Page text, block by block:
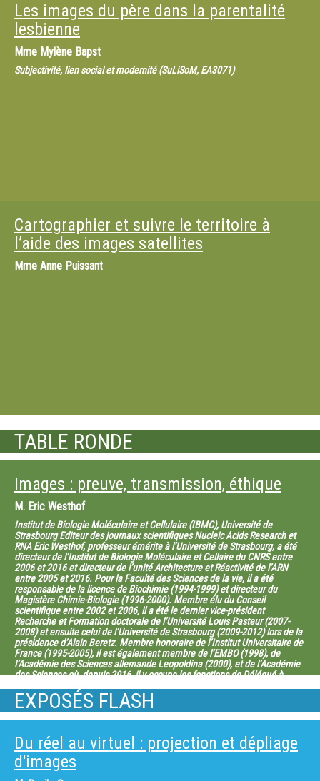
Les images du père dans la parentalité
lesbienne
Mme Mylène Bapst
Subjectivité, lien social et modernité (SuLiSoM, EA3071)
Cartographier et suivre le territoire à
l’aide des images satellites
Mme Anne Puissant
TABLE RONDE
Images : preuve, transmission, éthique
M. Eric Westhof
Institut de Biologie Moléculaire et Cellulaire (IBMC), Université de
Strasbourg Editeur des journaux scientifiques Nucleic Acids Research et
RNA Eric Westhof, professeur émérite à l’Université de Strasbourg, a été
directeur de l’Institut de Biologie Moléculaire et Cellaire du CNRS entre
2006 et 2016 et directeur de l’unité Architecture et Réactivité de l’ARN
entre 2005 et 2016. Pour la Faculté des Sciences de la vie, il a été
responsable de la licence de Biochimie (1994-1999) et directeur du
Magistère Chimie-Biologie (1996-2000). Membre élu du Conseil
scientifique entre 2002 et 2006, il a été le dernier vice-président
Recherche et Formation doctorale de l’Université Louis Pasteur (2007-
2008) et ensuite celui de l’Université de Strasbourg (2009-2012) lors de la
présidence d’Alain Beretz. Membre honoraire de l’Institut Universitaire de
France (1995-2005), il est également membre de l’EMBO (1998), de
l’Académie des Sciences allemande Leopoldina (2000), et de l’Académie
des Sciences où, depuis 2016, il y occupe les fonctions de Délégué à
et de RNA.
M. François-xavier Vives
travaille à Paris. Diplômé de l’école Louis Lumière (Vaugirard) en 1991, il
aborde la réalisation par le documentaire de création avec des projets
traversés par la question de l’identité. C’est ce qui sera aussi au cœur de
EXPOSÉS FLASH
Du réel au virtuel : projection et dépliage
d'images